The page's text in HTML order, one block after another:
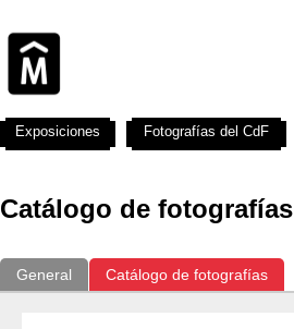
Catálogo de fotografías
General Catálogo de fotografías
Exposiciones Fotografías del CdF